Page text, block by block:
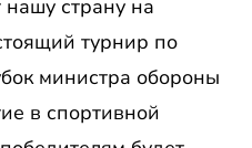
страну на
турнир по
министра обороны
в спортивной